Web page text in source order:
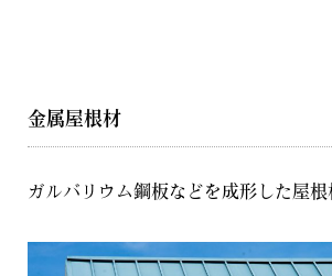
金属屋根材
ガルバリウム鋼板などを成形した屋根